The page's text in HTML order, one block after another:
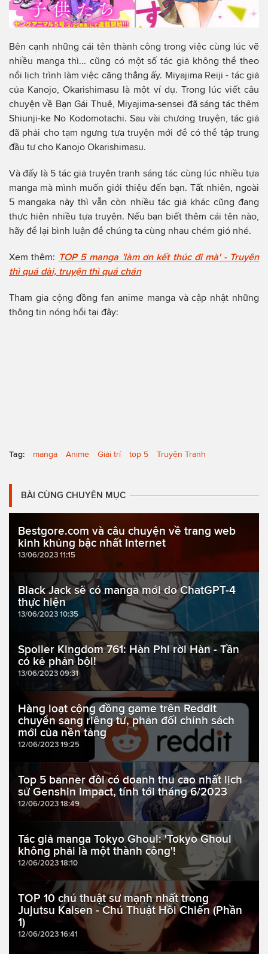
Bên cạnh những cái tên thành công trong việc cùng lúc vẽ
nhiều manga thì... cũng có một số tác giả không thể theo
nổi lịch trình làm việc căng thẳng ấy. Miyajima Reiji - tác giả
của Kanojo, Okarishimasu là một ví dụ. Trong lúc viết câu
chuyện về Bạn Gái Thuê, Miyajima-sensei đã sáng tác thêm
Shiunji-ke No Kodomotachi. Sau vài chương truyện, tác giả
đã phải cho tạm ngưng tựa truyện mới để có thể tập trung
đầu tư cho Kanojo Okarishimasu.
Và đấy là 5 tác giả truyện tranh sáng tác cùng lúc nhiều tựa
manga mà mình muốn giới thiệu đến bạn. Tất nhiên, ngoài
5 mangaka này thì vẫn còn nhiều tác giả khác cũng đang
thực hiện nhiều tựa truyện. Nếu bạn biết thêm cái tên nào,
hãy để lại bình luận để chúng ta cùng nhau chém gió nhé.
Xem thêm: TOP 5 manga 'làm ơn kết thúc đi mà' - Truyện
thì quá dài, truyện thì quá chán
Tham gia cộng đồng fan anime manga và cập nhật những
thông tin nóng hổi tại đây:
Tag: manga Anime Giải trí top 5 Truyện Tranh
BÀI CÙNG CHUYÊN MỤC
Bestgore.com và câu chuyện về trang web
kinh khủng bậc nhất Internet
13/06/2023 11:15
Black Jack sẽ có manga mới do ChatGPT-4
thực hiện
13/06/2023 10:35
Spoiler Kingdom 761: Hàn Phi rời Hàn - Tần
có kẻ phản bội!
13/06/2023 09:31
Hàng loạt cộng đồng game trên Reddit
chuyển sang riêng tư, phản đối chính sách
mới của nền tảng
12/06/2023 19:25
Top 5 banner đôi có doanh thu cao nhất lịch
sử Genshin Impact, tính tới tháng 6/2023
12/06/2023 18:49
Tác giả manga Tokyo Ghoul: 'Tokyo Ghoul
không phải là một thành công'!
12/06/2023 18:10
TOP 10 chú thuật sư mạnh nhất trong
Jujutsu Kaisen - Chú Thuật Hồi Chiến (Phần
1)
12/06/2023 16:41